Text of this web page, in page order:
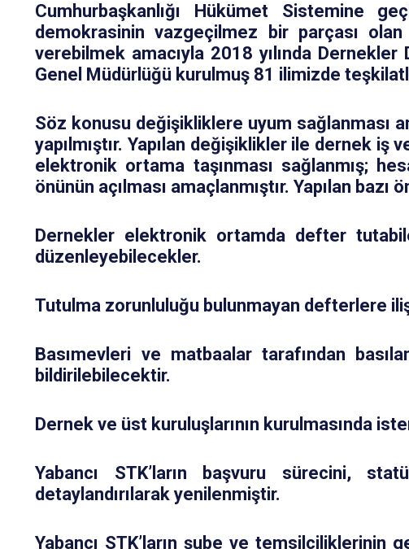
Cumhurbaşkanlığı Hükümet Sistemine
demokrasinin vazgeçilmez bir parçası
verebilmek amacıyla 2018 yılında
Genel Müdürlüğü kurulmuş 81 ilimizde
Söz konusu değişikliklere uyum sağlanması
yapılmıştır. Yapılan değişiklikler ile dernek iş
elektronik ortama taşınması sağlanmış;
önünün açılması amaçlanmıştır. Yapılan
Dernekler elektronik ortamda defter
düzenleyebilecekler.
Tutulma zorunluluğu bulunmayan defterlere
Basımevleri ve matbaalar tarafından
bildirilebilecektir.
Dernek ve üst kuruluşlarının kurulmasında
Yabancı STK’ların başvuru sürecini,
detaylandırılarak yenilenmiştir.
Yabancı STK’ların şube ve temsilciliklerinin